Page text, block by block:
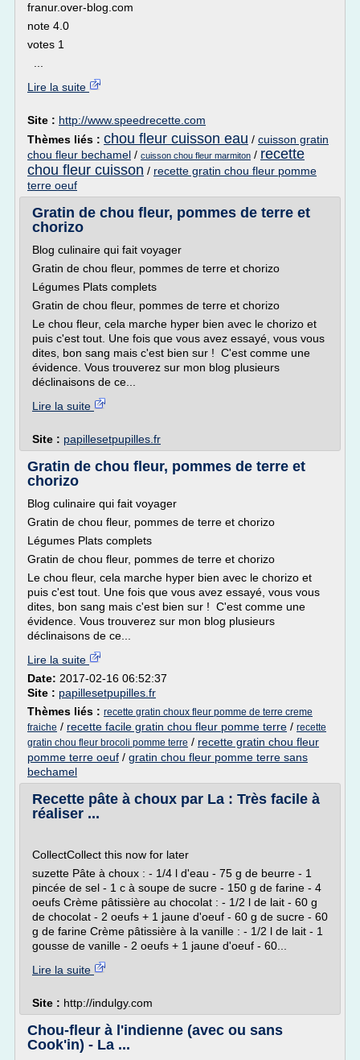
franur.over-blog.com
note 4.0
votes 1
Lire la suite
Site : http://www.speedrecette.com
Thèmes liés : chou fleur cuisson eau / cuisson gratin
chou fleur bechamel / cuisson chou fleur marmiton / recette
chou fleur cuisson / recette gratin chou fleur pomme
terre oeuf
Gratin de chou fleur, pommes de terre et
chorizo
Blog culinaire qui fait voyager
Gratin de chou fleur, pommes de terre et chorizo
Légumes Plats complets
Gratin de chou fleur, pommes de terre et chorizo
Le chou fleur, cela marche hyper bien avec le chorizo et
puis c'est tout. Une fois que vous avez essayé, vous vous
dites, bon sang mais c'est bien sur ! C'est comme une
évidence. Vous trouverez sur mon blog plusieurs
déclinaisons de ce...
Lire la suite
Site : papillesetpupilles.fr
Gratin de chou fleur, pommes de terre et
chorizo
Blog culinaire qui fait voyager
Gratin de chou fleur, pommes de terre et chorizo
Légumes Plats complets
Gratin de chou fleur, pommes de terre et chorizo
Le chou fleur, cela marche hyper bien avec le chorizo et
puis c'est tout. Une fois que vous avez essayé, vous vous
dites, bon sang mais c'est bien sur ! C'est comme une
évidence. Vous trouverez sur mon blog plusieurs
déclinaisons de ce...
Lire la suite
Date: 2017-02-16 06:52:37
Site : papillesetpupilles.fr
Thèmes liés : recette gratin choux fleur pomme de terre creme
fraiche / recette facile gratin chou fleur pomme terre / recette
gratin chou fleur brocoli pomme terre / recette gratin chou fleur
pomme terre oeuf / gratin chou fleur pomme terre sans
bechamel
Recette pâte à choux par La : Très facile à
réaliser ...
CollectCollect this now for later
suzette Pâte à choux : - 1/4 l d'eau - 75 g de beurre - 1
pincée de sel - 1 c à soupe de sucre - 150 g de farine - 4
oeufs Crème pâtissière au chocolat : - 1/2 l de lait - 60 g
de chocolat - 2 oeufs + 1 jaune d'oeuf - 60 g de sucre - 60
g de farine Crème pâtissière à la vanille : - 1/2 l de lait - 1
gousse de vanille - 2 oeufs + 1 jaune d'oeuf - 60...
Lire la suite
Site : http://indulgy.com
Chou-fleur à l'indienne (avec ou sans
Cook'in) - La ...